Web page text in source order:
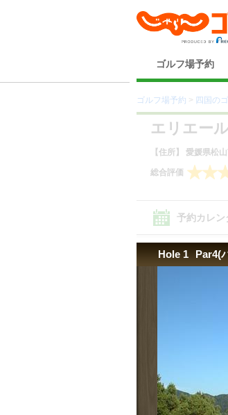
ゴルフ場予約
ゴルフ場予約 > 四国の
エリエー
【住所】 愛媛県松
総合評価
予約カレン
コース（12） ｜設備
Hole 1 Par4(
拡大する